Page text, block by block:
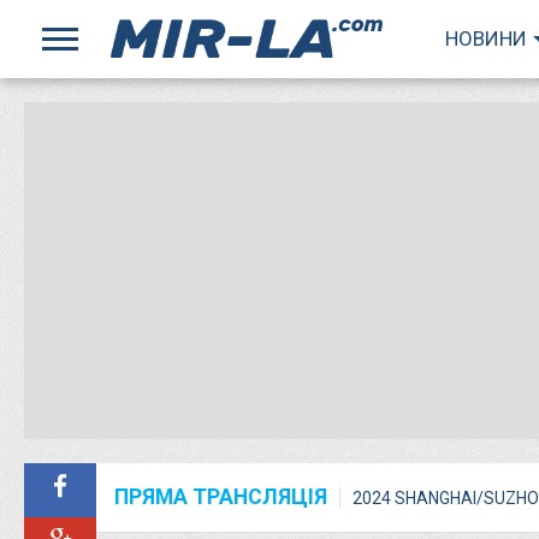
НОВИНИ
ПРЯМА ТРАНСЛЯЦІЯ 2024 SHANGHAI/